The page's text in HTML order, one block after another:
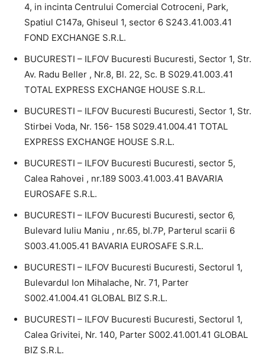
4, in incinta Centrului Comercial Cotroceni, Park,
Spatiul C147a, Ghiseul 1, sector 6 S243.41.003.41
FOND EXCHANGE S.R.L.
BUCURESTI – ILFOV Bucuresti Bucuresti, Sector 1, Str.
Av. Radu Beller , Nr.8, Bl. 22, Sc. B S029.41.003.41
TOTAL EXPRESS EXCHANGE HOUSE S.R.L.
BUCURESTI – ILFOV Bucuresti Bucuresti, Sector 1, Str.
Stirbei Voda, Nr. 156- 158 S029.41.004.41 TOTAL
EXPRESS EXCHANGE HOUSE S.R.L.
BUCURESTI – ILFOV Bucuresti Bucuresti, sector 5,
Calea Rahovei , nr.189 S003.41.003.41 BAVARIA
EUROSAFE S.R.L.
BUCURESTI – ILFOV Bucuresti Bucuresti, sector 6,
Bulevard Iuliu Maniu , nr.65, bl.7P, Parterul scarii 6
S003.41.005.41 BAVARIA EUROSAFE S.R.L.
BUCURESTI – ILFOV Bucuresti Bucuresti, Sectorul 1,
Bulevardul Ion Mihalache, Nr. 71, Parter
S002.41.004.41 GLOBAL BIZ S.R.L.
BUCURESTI – ILFOV Bucuresti Bucuresti, Sectorul 1,
Calea Grivitei, Nr. 140, Parter S002.41.001.41 GLOBAL
BIZ S.R.L.